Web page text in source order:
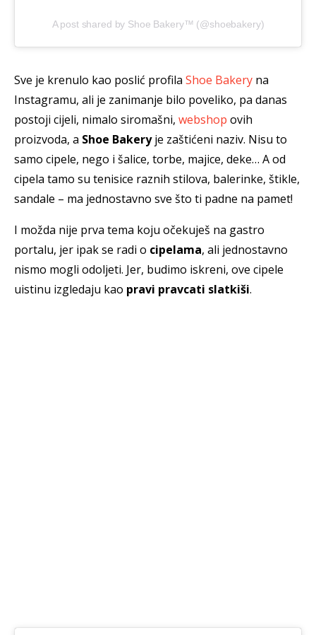
A post shared by Shoe Bakery™ (@shoebakery)
Sve je krenulo kao poslić profila Shoe Bakery na
Instagramu, ali je zanimanje bilo poveliko, pa danas
postoji cijeli, nimalo siromašni, webshop ovih
proizvoda, a Shoe Bakeryje zaštićeni naziv. Nisu to
samo cipele, nego i šalice, torbe, majice, deke… A od
cipela tamo su tenisice raznih stilova, balerinke, štikle,
sandale – ma jednostavno sve što ti padne na pamet!
I možda nije prva tema koju očekuješ na gastro
portalu, jer ipak se radi o cipelama, ali jednostavno
nismo mogli odoljeti. Jer, budimo iskreni, ove cipele
uistinu izgledaju kao pravi pravcati slatkiši.